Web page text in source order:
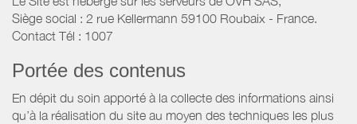
Siège social : 2 rue Kellermann 59100 Roubaix - France.
Contact Tél : 1007
Portée des contenus
En dépit du soin apporté à la collecte des informations ainsi
qu’à la réalisation du site au moyen des techniques les plus